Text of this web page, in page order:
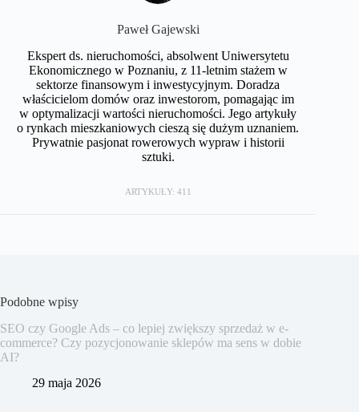
Paweł Gajewski
Ekspert ds. nieruchomości, absolwent Uniwersytetu
Ekonomicznego w Poznaniu, z 11-letnim stażem w
sektorze finansowym i inwestycyjnym. Doradza
właścicielom domów oraz inwestorom, pomagając im
w optymalizacji wartości nieruchomości. Jego artykuły
o rynkach mieszkaniowych cieszą się dużym uznaniem.
Prywatnie pasjonat rowerowych wypraw i historii
sztuki.
ARTYKUŁY: 411
Podobne wpisy
SEO czy Google Ads – co lepiej zwiększy sprzedaż w e-
commerce? Czy pozycjonowanie sklepów ma sens w dobie
AI?
29 maja 2026